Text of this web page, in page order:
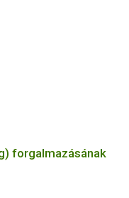
forgalmazásának